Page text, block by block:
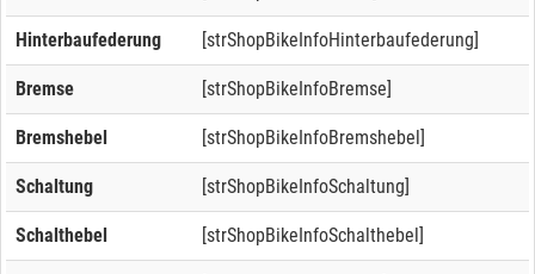
Hinterbaufederung [strShopBikeInfoHinterbaufederung]
Bremse [strShopBikeInfoBremse]
Bremshebel [strShopBikeInfoBremshebel]
Schaltung [strShopBikeInfoSchaltung]
Schalthebel [strShopBikeInfoSchalthebel]